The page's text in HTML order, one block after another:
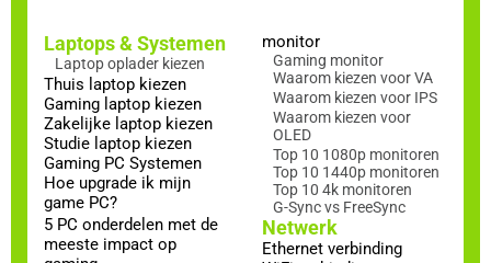
Laptops & Systemen
Laptop oplader kiezen
Thuis laptop kiezen
Gaming laptop kiezen
Zakelijke laptop kiezen
Studie laptop kiezen
Gaming PC Systemen
Hoe upgrade ik mijn
game PC?
5 PC onderdelen met de
meeste impact op
monitor
Gaming monitor
Waarom kiezen voor VA
Waarom kiezen voor IPS
Waarom kiezen voor
OLED
Top 10 1080p monitoren
Top 10 1440p monitoren
Top 10 4k monitoren
G-Sync vs FreeSync
Netwerk
Ethernet verbinding